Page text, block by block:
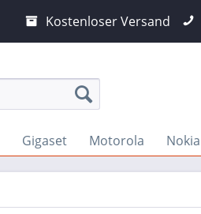
Kostenloser Versand
Gigaset Motorola Nokia